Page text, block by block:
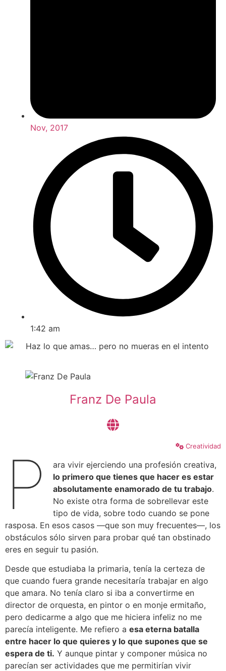
Nov, 2017
1:42 am
Franz De Paula
Creatividad
P
ara vivir ejerciendo una profesión creativa,
lo primero que tienes que hacer es estar
absolutamente enamorado de tu trabajo.
No existe otra forma de sobrellevar este
tipo de vida, sobre todo cuando se pone
rasposa. En esos casos —que son muy frecuentes—, los
obstáculos sólo sirven para probar qué tan obstinado
eres en seguir tu pasión.
Desde que estudiaba la primaria, tenía la certeza de
que cuando fuera grande necesitaría trabajar en algo
que amara. No tenía claro si iba a convertirme en
director de orquesta, en pintor o en monje ermitaño,
pero dedicarme a algo que me hiciera infeliz no me
parecía inteligente. Me refiero a esa eterna batalla
entre hacer lo que quieres y lo que supones que se
espera de ti. Y aunque pintar y componer música no
parecían ser actividades que me permitirían vivir